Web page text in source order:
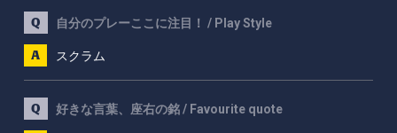
自分のプレーここに注目！ / Play Style
スクラム
好きな言葉、座右の銘 / Favourite quote